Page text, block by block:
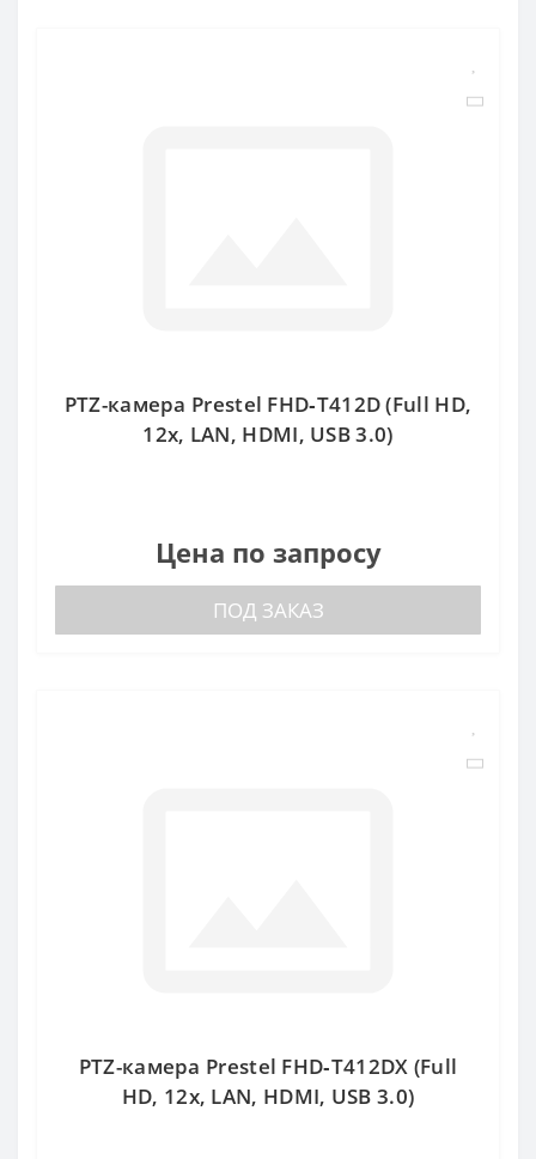
PTZ-камера Prestel FHD‑T412D (Full HD,
12x, LAN, HDMI, USB 3.0)
Цена по запросу
ПОД ЗАКАЗ
PTZ-камера Prestel FHD‑T412DX (Full
HD, 12x, LAN, HDMI, USB 3.0)